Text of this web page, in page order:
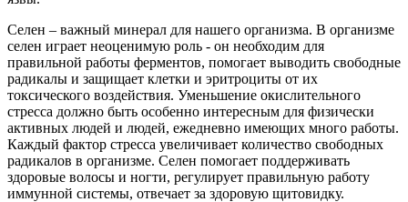
Селен – важный минерал для нашего организма. В организме
селен играет неоценимую роль - он необходим для
правильной работы ферментов, помогает выводить свободные
радикалы и защищает клетки и эритроциты от их
токсического воздействия. Уменьшение окислительного
стресса должно быть особенно интересным для физически
активных людей и людей, ежедневно имеющих много работы.
Каждый фактор стресса увеличивает количество свободных
радикалов в организме. Селен помогает поддерживать
здоровые волосы и ногти, регулирует правильную работу
иммунной системы, отвечает за здоровую щитовидку.